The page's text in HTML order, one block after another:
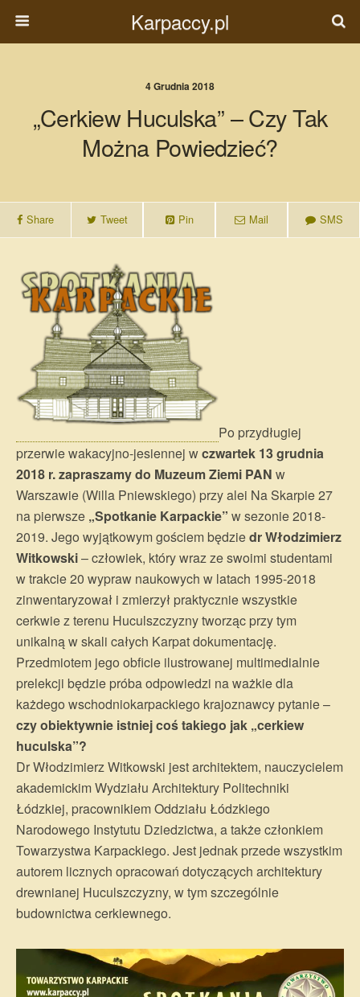
Karpaccy.pl
4 Grudnia 2018
„Cerkiew Huculska” – Czy Tak
Można Powiedzieć?
Share Tweet Pin Mail SMS
Po przydługiej
przerwie wakacyjno-jesiennej wczwartek 13 grudnia
2018 r. zapraszamy do Muzeum Ziemi PAN w
Warszawie (Willa Pniewskiego) przy alei Na Skarpie 27
na pierwsze „Spotkanie Karpackie” w sezonie 2018-
2019. Jego wyjątkowym gościem będziedr Włodzimierz
Witkowski– człowiek, który wraz ze swoimi studentami
w trakcie 20 wypraw naukowych w latach 1995-2018
zinwentaryzował i zmierzył praktycznie wszystkie
cerkwie z terenu Huculszczyzny tworząc przy tym
unikalną w skali całych Karpat dokumentację.
Przedmiotem jego obficie ilustrowanej multimedialnie
prelekcji będzie próba odpowiedzi na ważkie dla
każdego wschodniokarpackiego krajoznawcy pytanie –
czy obiektywnie istniej coś takiego jak „cerkiew
huculska”?
Dr Włodzimierz Witkowski jest architektem, nauczycielem
akademickim Wydziału Architektury Politechniki
Łódzkiej, pracownikiem Oddziału Łódzkiego
Narodowego Instytutu Dziedzictwa, a także członkiem
Towarzystwa Karpackiego. Jest jednak przede wszystkim
autorem licznych opracowań dotyczących architektury
drewnianej Huculszczyzny, w tym szczególnie
budownictwa cerkiewnego.